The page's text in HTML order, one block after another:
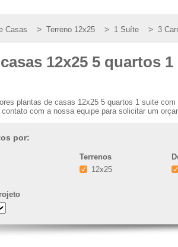
Casas > Terreno 12x25 > 1 Suíte > 3
12x25 5 quartos
plantas de casas 12x25 5 quartos 1 suite
com a nossa equipe para solicitar um
por:
Terrenos
12x25